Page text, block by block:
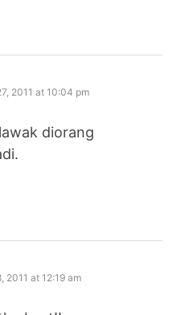
2011 at 10:04 pm
diorang
2011 at 12:19 am